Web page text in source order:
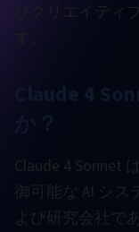
びクリエイテ
Claude 4
Claude 4 Sonnet
御可能な AI シス
よび研究会社で